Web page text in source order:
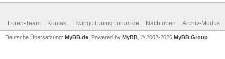
Foren-Team Kontakt TwingoTuningForum.de Nach oben Archiv-Modus
Deutsche Übersetzung: MyBB.de , Powered by MyBB , © 2002-2026 MyBB Group